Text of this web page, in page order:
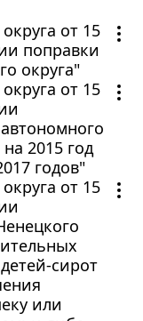
от 15
поправки
округа"
от 15
2015 год
годов"
от 15
сирот
или